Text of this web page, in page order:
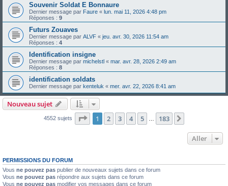
Souvenir Soldat E Bonnaure
Dernier message par Faure « lun. mai 11, 2026 4:48 pm
Réponses : 9
Futurs Zouaves
Dernier message par ALVF « jeu. avr. 30, 2026 11:54 am
Réponses : 4
Identification insigne
Dernier message par michelstl « mar. avr. 28, 2026 2:49 am
Réponses : 8
identification soldats
Dernier message par kenteluk « mer. avr. 22, 2026 8:41 am
Nouveau sujet
4552 sujets Page 1sur183
1 2 3 4 5 183
Aller
PERMISSIONS DU FORUM
Vous ne pouvez pas publier de nouveaux sujets dans ce forum
Vous ne pouvez pas répondre aux sujets dans ce forum
Vous ne pouvez pas modifier vos messages dans ce forum